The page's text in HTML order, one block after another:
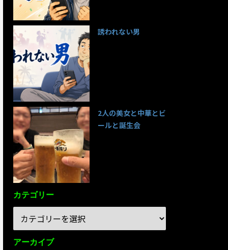
誘われない男
2人の美女と中華とビ
ールと誕生会
カテゴリー
アーカイブ